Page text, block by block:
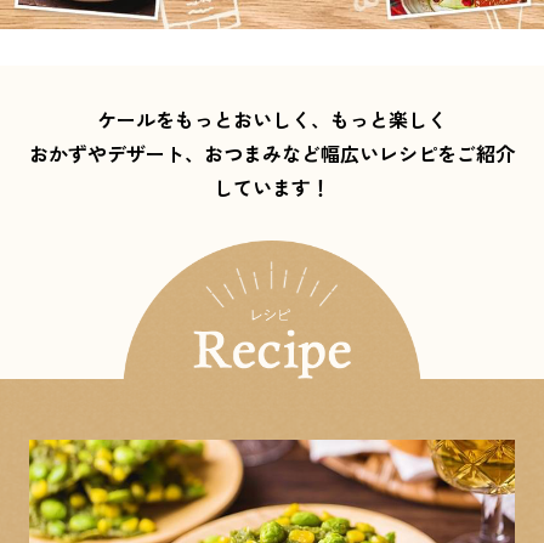
ケールをもっとおいしく、もっと楽しく
おかずやデザート、おつまみなど幅広いレシピをご紹介
しています！